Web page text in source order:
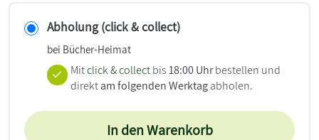
Abholung (click & collect)
bei Bücher-Heimat
Mitclick & collect bis18:00 Uhrbestellen und
direktam folgenden Werktagabholen.
In den Warenkorb